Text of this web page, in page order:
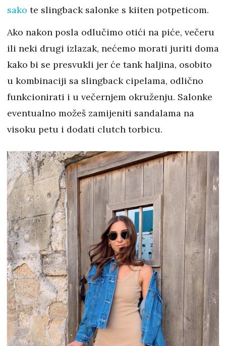
sako te slingback salonke s kiiten potpeticom.
Ako nakon posla odlučimo otići na piće, večeru
ili neki drugi izlazak, nećemo morati juriti doma
kako bi se presvukli jer će tank haljina, osobito
u kombinaciji sa slingback cipelama, odlično
funkcionirati i u večernjem okruženju. Salonke
eventualno možeš zamijeniti sandalama na
visoku petu i dodati clutch torbicu.